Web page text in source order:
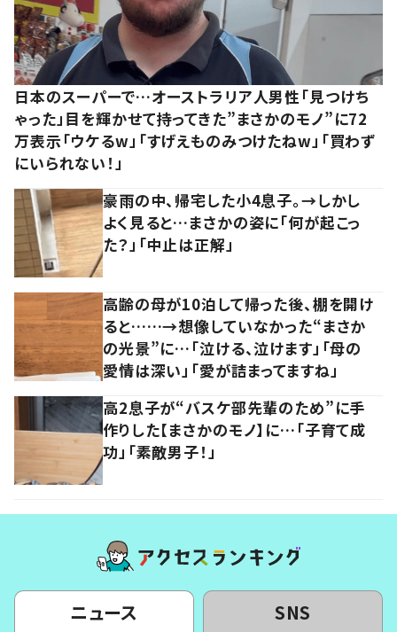
日本のスーパーで…オーストラリア人男性「見つけち
ゃった」目を輝かせて持ってきた”まさかのモノ”に72
万表示「ウケるw」「すげえものみつけたねw」「買わず
にいられない！」
豪雨の中、帰宅した小4息子。→しかし
よく見ると…まさかの姿に「何が起こっ
た？」「中止は正解」
高齢の母が10泊して帰った後、棚を開け
ると……→想像していなかった“まさか
の光景”に…「泣ける、泣けます」「母の
愛情は深い」「愛が詰まってますね」
高2息子が“バスケ部先輩のため”に手
作りした【まさかのモノ】に…「子育て成
功」「素敵男子！」
ニュース SNS